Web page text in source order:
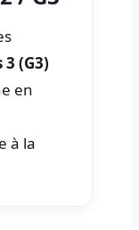
3 (G3)
en
à la